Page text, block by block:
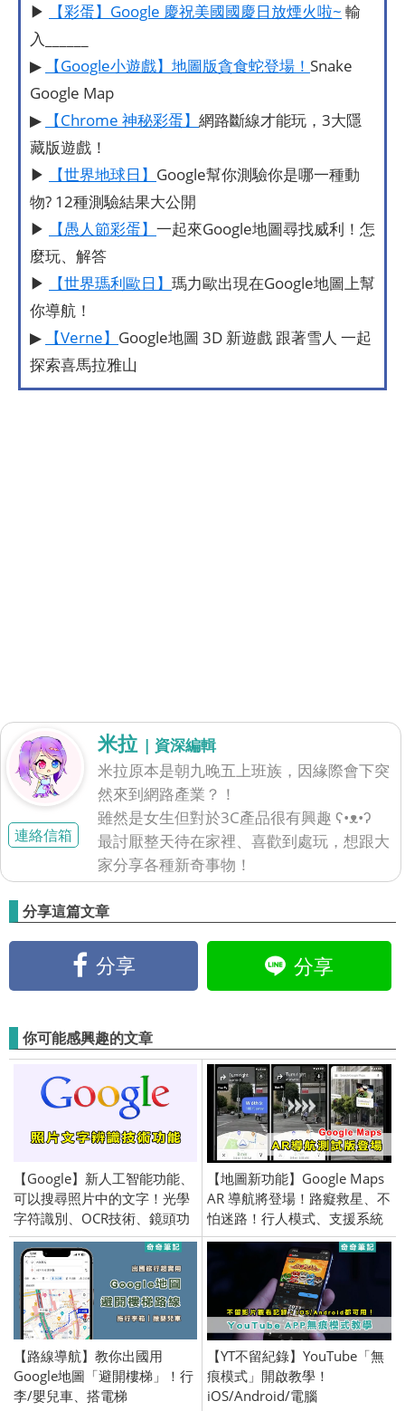
▶
【彩蛋】Google 慶祝美國國慶日放煙火啦~ 輸
入______
▶
【Google小遊戲】地圖版貪食蛇登場！ Snake
Google Map
▶
【Chrome 神秘彩蛋】 網路斷線才能玩，3大隱
藏版遊戲！
▶
【世界地球日】 Google幫你測驗你是哪一種動
物? 12種測驗結果大公開
▶
【愚人節彩蛋】 一起來Google地圖尋找威利！怎
麼玩、解答
▶
【世界瑪利歐日】 瑪力歐出現在Google地圖上幫
你導航！
▶
【Verne】 Google地圖 3D 新遊戲 跟著雪人 一起
探索喜馬拉雅山
連絡信箱
米拉 | 資深編輯
米拉原本是朝九晚五上班族，因緣際會下突
然來到網路產業？！
雖然是女生但對於3C產品很有興趣 ʕ•ᴥ•ʔ
最討厭整天待在家裡、喜歡到處玩，想跟大
家分享各種新奇事物！
分享這篇文章
分享 分享
你可能感興趣的文章
【Google】新人工智能功能、
可以搜尋照片中的文字！光學
字符識別、OCR技術、鏡頭功
能
【地圖新功能】Google Maps
AR 導航將登場！路癡救星、不
怕迷路！行人模式、支援系統
【路線導航】教你出國用
Google地圖「避開樓梯」！行
李/嬰兒車、搭電梯
【YT不留紀錄】YouTube「無
痕模式」開啟教學！
iOS/Android/電腦